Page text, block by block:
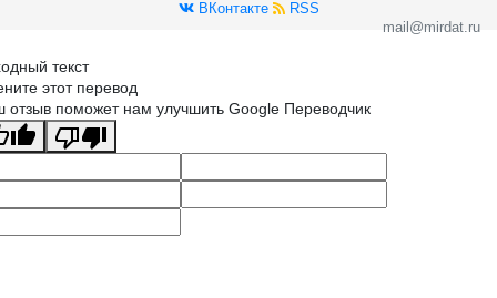
ВКонтакте
RSS
mail@mirdat.ru
текст
этот перевод
отзыв поможет нам улучшить Google Переводчик